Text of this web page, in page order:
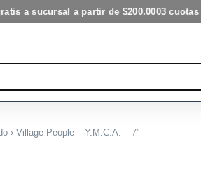
a sucursal a partir de $200.0003 cuotas
› Village People – Y.M.C.A. – 7″